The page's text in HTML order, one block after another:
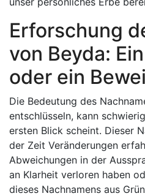
Erforschung
von Beyda:
oder ein
Die Bedeutung des
entschlüsseln, kann
ersten Blick scheint. Dieser
der Zeit Veränderungen
Abweichungen in der
an Klarheit verloren haben
dieses Nachnamens aus